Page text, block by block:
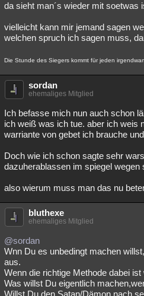
da sieht man´s wieder mit soetwas
vielleicht kann mir jemand sagen
welchen spruch ich sagen muss,
Die Stunde des Siegers kommt für jeden
sordan
ehemaliges Mitglied
Ich befasse mich nun auch schon
ich weiß was ich tue. aber ich weis
warriante von gebet ich brauche
Doch wie ich schon sagte sehr
dazuherablassen im spiegel wegen
also wierum muss man das nu
bluthexe
ehemaliges Mitglied
@sordan
Wnn Du es unbedingt machen
aus.
Wenn die richtige Methode dabei
Was willst Du eigentlich
Willst Du den Satan/Dämon nach